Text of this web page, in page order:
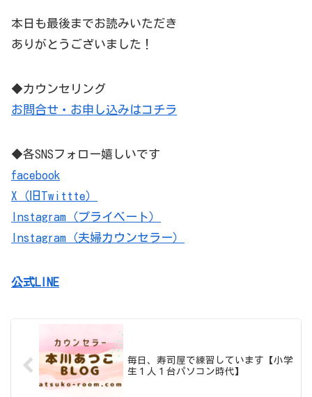
本日も最後までお読みいただき
ありがとうございました！
◆カウンセリング
お問合せ・お申し込みはコチラ
◆各SNSフォロー嬉しいです
facebook
X（旧Twittte）
Instagram（プライベート）
Instagram（夫婦カウンセラー）
公式LINE
毎日、寿司屋で練習しています【小学
生１人１台パソコン時代】